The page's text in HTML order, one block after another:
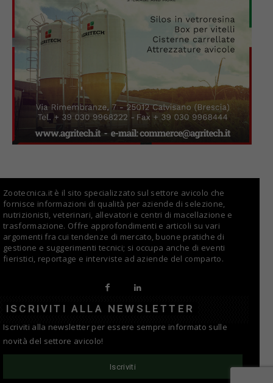
Zootecnica.it è il sito specializzato sul settore avicolo che
fornisce informazioni di qualità per aziende di selezione,
nutrizionisti, veterinari, allevatori e centri di macellazione e
trasformazione. Offre approfondimenti e articoli su vari
argomenti fra cui tendenze di mercato, buone pratiche di
gestione e suggerimenti tecnici; si occupa anche di eventi
fieristici, reportage e interviste ad aziende del comparto.
ISCRIVITI ALLA NEWSLETTER
Iscriviti alla newsletter per essere sempre informato sulle
novità del settore avicolo!
Iscriviti